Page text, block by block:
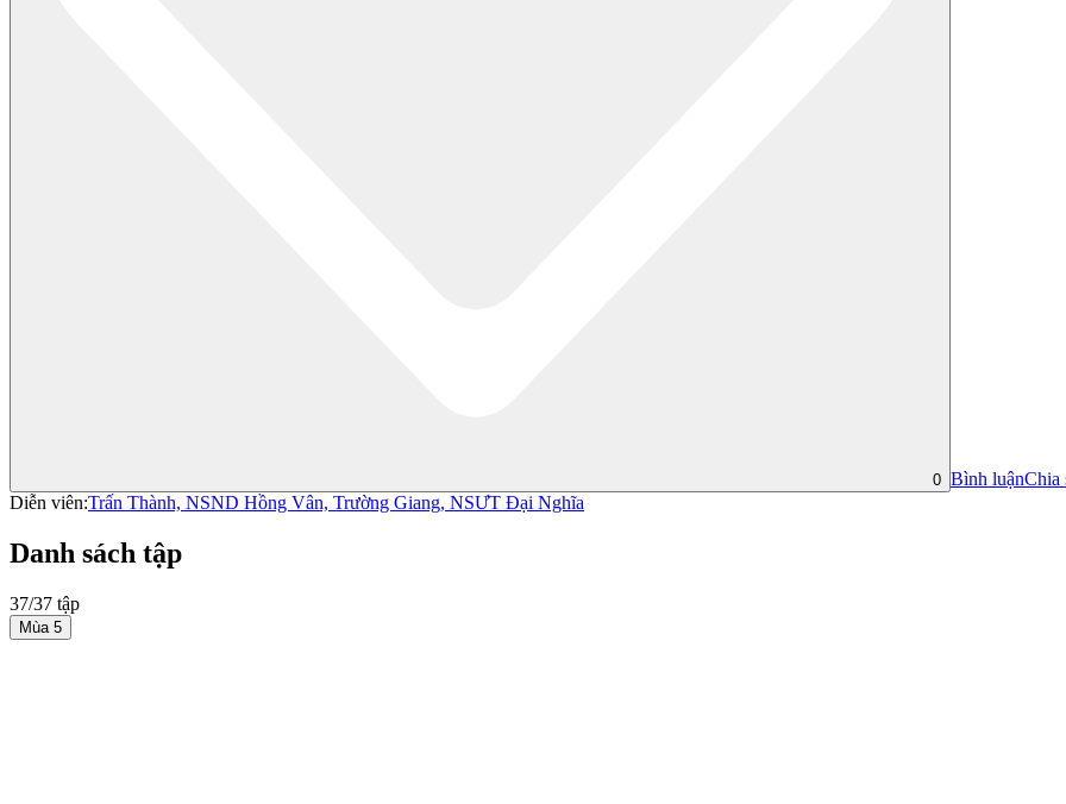
0 Bình luậnChia
Diễn viên:Trấn Thành, NSND Hồng Vân, Trường Giang, NSƯT Đại Nghĩa
Danh sách tập
37/37 tập
Mùa 5